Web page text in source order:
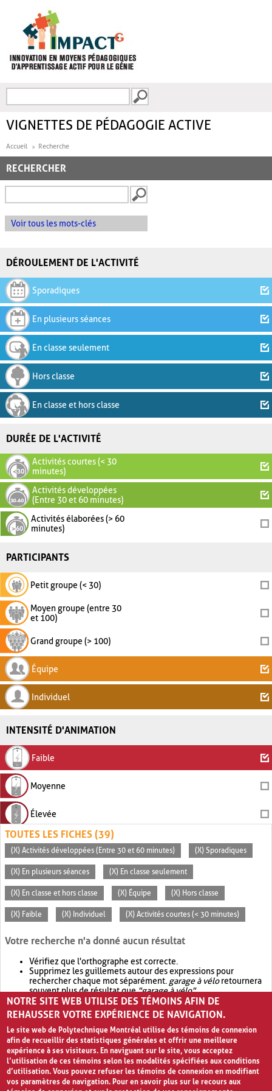
FORMULAIRE DE
VIGNETTES DE PÉDAGOGIE ACTIVE
Accueil Recherche
RECHERCHER
Voir tous les mots-clés
DÉROULEMENT DE L'ACTIVITÉ
Sporadiques
En plusieurs séances
En classe seulement
Hors classe
En classe et hors classe
DURÉE DE L'ACTIVITÉ
Activités courtes (< 30
minutes)
Activités développées
(Entre 30 et 60 minutes)
Activités élaborées (> 60
minutes)
PARTICIPANTS
Petit groupe (< 30)
Moyen groupe (entre 30
et 100)
Grand groupe (> 100)
Équipe
Individuel
INTENSITÉ D'ANIMATION
Faible
Moyenne
Élevée
TOUTES LES FICHES (39)
(X) Activités développées (Entre 30 et 60 minutes) (X) Sporadiques
(X) En plusieurs séances (X) En classe seulement
(X) En classe et hors classe (X) Équipe (X) Hors classe
(X) Faible (X) Individuel (X) Activités courtes (< 30 minutes)
Votre recherche n'a donné aucun résultat
Vérifiez que l'orthographe est correcte.
Supprimez les guillemets autour des expressions pour
rechercher chaque mot séparément. garage à véloretournera
souvent plus de résultat que"garage à vélo".
Envisagez d'élargir votre recherche avec OR.garage OR vélo
retournera souvent plus de résultat quegarage à vélo
NOTRE SITE WEB UTILISE DES TÉMOINS AFIN DE
REHAUSSER VOTRE EXPÉRIENCE DE NAVIGATION.
Le site web de Polytechnique Montréal utilise des témoins de connexion
afin de recueillir des statistiques générales et offrir une meilleure
expérience à ses visiteurs. En naviguant sur le site, vous acceptez
l’utilisation de ces témoins selon les modalités spécifiées aux conditions
d’utilisation. Vous pouvez refuser les témoins de connexion en modifiant
vos paramètres de navigation. Pour en savoir plus sur le recours aux